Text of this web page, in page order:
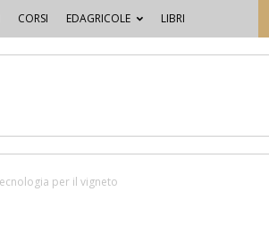
CORSI EDAGRICOLE LIBRI
per il vigneto